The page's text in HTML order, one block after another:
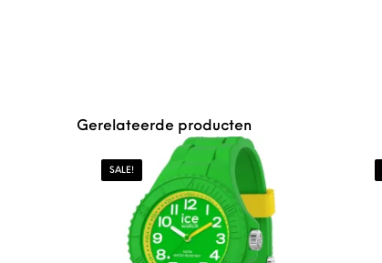
Gerelateerde producten
SALE!